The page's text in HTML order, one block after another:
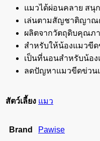
แมวได้ผ่อนคลาย สนุ
เล่นตามสัญชาติญาณ
ผลิตจากวัตถุดิบคุณภ
สำหรับให้น้องแมวขีด
เป็นที่นอนสำหรับน้อง
ลดปัญหาแมวขีดข่วน
สัตว์เลี้ยง แมว
Brand Pawise